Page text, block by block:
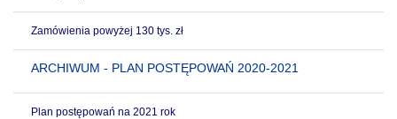
Zamówienia powyżej 130 tys. zł
ARCHIWUM - PLAN POSTĘPOWAŃ 2020-2021
Plan postępowań na 2021 rok